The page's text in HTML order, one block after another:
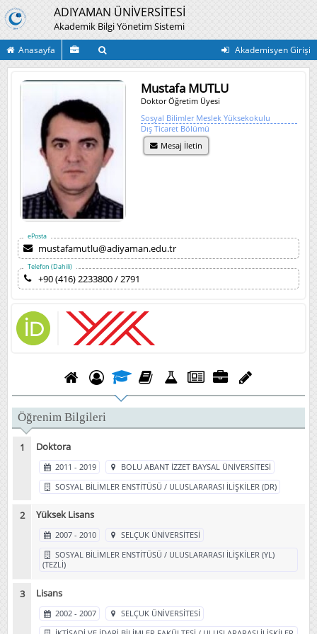
ADIYAMAN ÜNİVERSİTESİ
Akademik Bilgi Yönetim Sistemi
Anasayfa Akademisyen Girişi
Mustafa MUTLU
Doktor Öğretim Üyesi
Sosyal Bilimler Meslek Yüksekokulu
Dış Ticaret Bölümü
Mesaj İletin
ePosta
mustafamutlu@adiyaman.edu.tr
Telefon (Dahili)
+90 (416) 2233800 / 2791
Öğrenim Bilgileri
Doktora
2011 - 2019
BOLU ABANT İZZET BAYSAL ÜNİVERSİTESİ
SOSYAL BİLİMLER ENSTİTÜSÜ / ULUSLARARASI İLİŞKİLER (DR)
Yüksek Lisans
2007 - 2010
SELÇUK ÜNİVERSİTESİ
SOSYAL BİLİMLER ENSTİTÜSÜ / ULUSLARARASI İLİŞKİLER (YL)
(TEZLİ)
Lisans
2002 - 2007
SELÇUK ÜNİVERSİTESİ